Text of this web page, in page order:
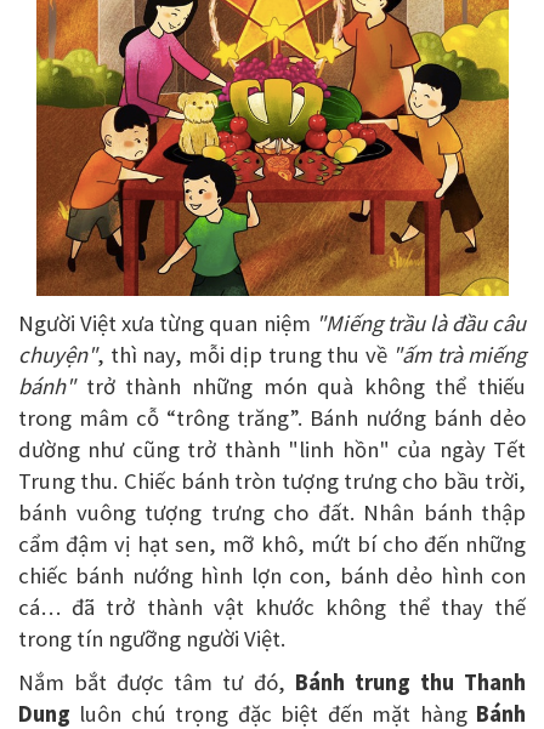
Người Việt xưa từng quan niệm "Miếng trầu là đầu câu
chuyện", thì nay, mỗi dịp trung thu về "ấm trà miếng
bánh"trở thành những món quà không thể thiếu
trong mâm cỗ “trông trăng”. Bánh nướng bánh dẻo
dường như cũng trở thành "linh hồn" của ngày Tết
Trung thu. Chiếc bánh tròn tượng trưng cho bầu trời,
bánh vuông tượng trưng cho đất. Nhân bánh thập
cẩm đậm vị hạt sen, mỡ khô, mứt bí cho đến những
chiếc bánh nướng hình lợn con, bánh dẻo hình con
cá… đã trở thành vật khước không thể thay thế
trong tín ngưỡng người Việt.
Nắm bắt được tâm tư đó, Bánh trung thu Thanh
Dung luôn chú trọng đặc biệt đến mặt hàng Bánh